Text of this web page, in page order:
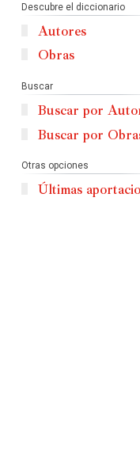
Descubre el diccionario
Autores
Obras
Buscar
Buscar por
Buscar por
Otras opciones
Últimas